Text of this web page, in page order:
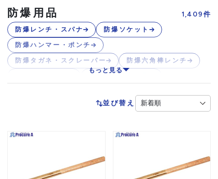
防爆用品 1,409件
防爆レンチ・スパナ 防爆ソケット
防爆ハンマー・ポンチ
防爆タガネ・スクレーパー 防爆六角棒レンチ
防爆プライヤー
ブラシ・ヤスリ
もっと見る
並び替え